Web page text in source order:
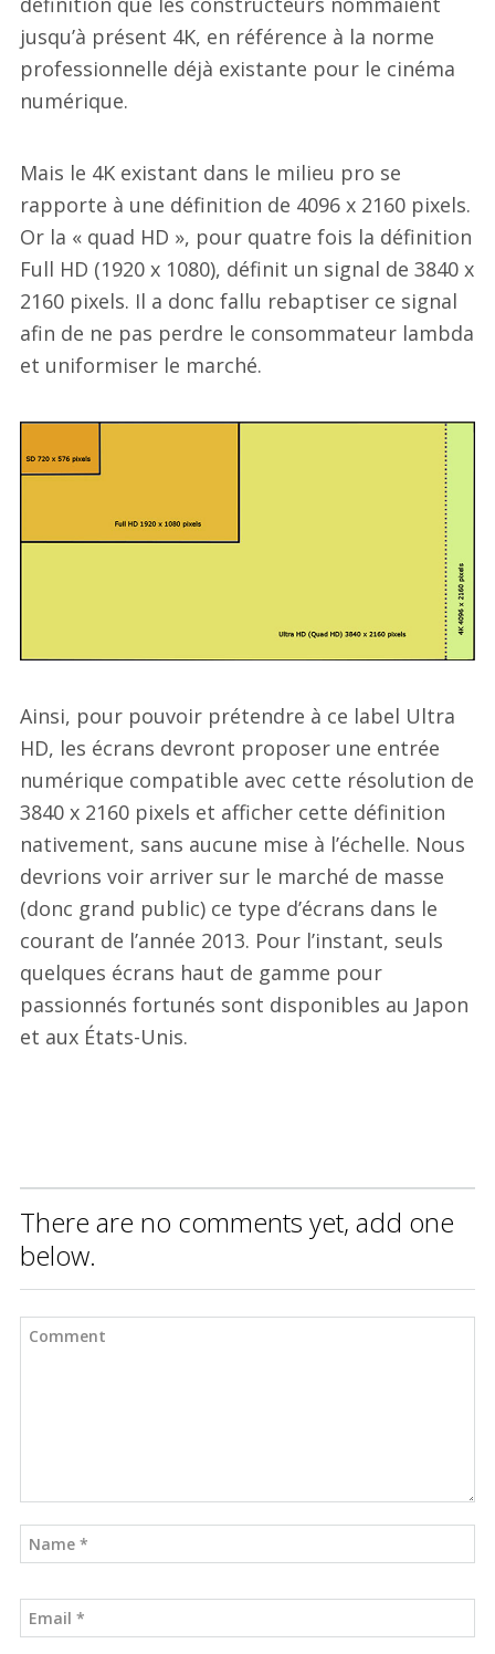
jusqu’à présent 4K, en référence à la norme
professionnelle déjà existante pour le cinéma
numérique.
Mais le 4K existant dans le milieu pro se
rapporte à une définition de 4096 x 2160 pixels.
Or la « quad HD », pour quatre fois la définition
Full HD (1920 x 1080), définit un signal de 3840 x
2160 pixels. Il a donc fallu rebaptiser ce signal
afin de ne pas perdre le consommateur lambda
et uniformiser le marché.
Ainsi, pour pouvoir prétendre à ce label Ultra
HD, les écrans devront proposer une entrée
numérique compatible avec cette résolution de
3840 x 2160 pixels et afficher cette définition
nativement, sans aucune mise à l’échelle. Nous
devrions voir arriver sur le marché de masse
(donc grand public) ce type d’écrans dans le
courant de l’année 2013. Pour l’instant, seuls
quelques écrans haut de gamme pour
passionnés fortunés sont disponibles au Japon
et aux États-Unis.
There are no comments yet, add one
below.